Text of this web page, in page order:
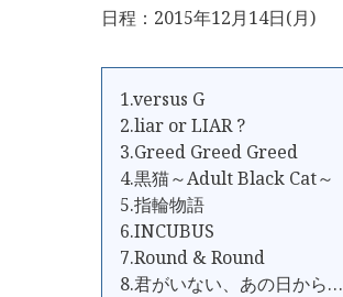
日程：2015年12月14日(月)
1.versus G
2.liar or LIAR ?
3.Greed Greed Greed
4.黒猫～Adult Black Cat～
5.指輪物語
6.INCUBUS
7.Round & Round
8.君がいない、あの日から…